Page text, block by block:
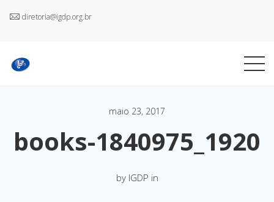
diretoria@igdp.org.br
maio 23, 2017
books-1840975_1920
by IGDP in